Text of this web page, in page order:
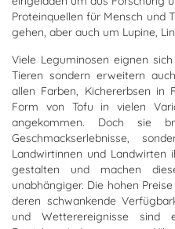
Proteinquellen für Mensch und
gehen, aber auch um Lupine,
Viele Leguminosen eignen
Tieren sondern erweitern
allen Farben, Kichererbsen
Form von Tofu in vielen
angekommen. Doch sie
Geschmackserlebnisse,
Landwirtinnen und Landwirten
gestalten und machen
unabhängiger. Die hohen
deren schwankende
und Wetterereignisse sind